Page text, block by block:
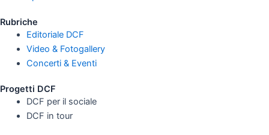
Rubriche
Editoriale DCF
Video & Fotogallery
Concerti & Eventi
Progetti DCF
DCF per il sociale
DCF in tour